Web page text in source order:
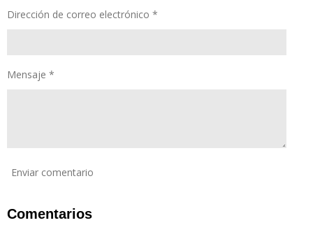
Dirección de correo electrónico *
Mensaje *
Enviar comentario
Comentarios